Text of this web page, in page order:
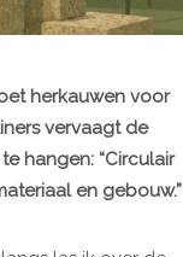
herkauwen voor
vervaagt de
hangen: “Circulair
en gebouw.”